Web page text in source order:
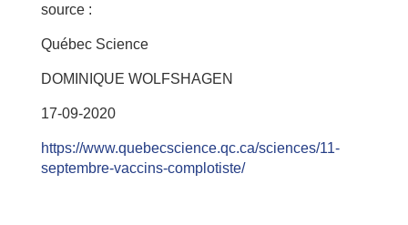
source :
Québec Science
DOMINIQUE WOLFSHAGEN
17-09-2020
https://www.quebecscience.qc.ca/sciences/11-
septembre-vaccins-complotiste/